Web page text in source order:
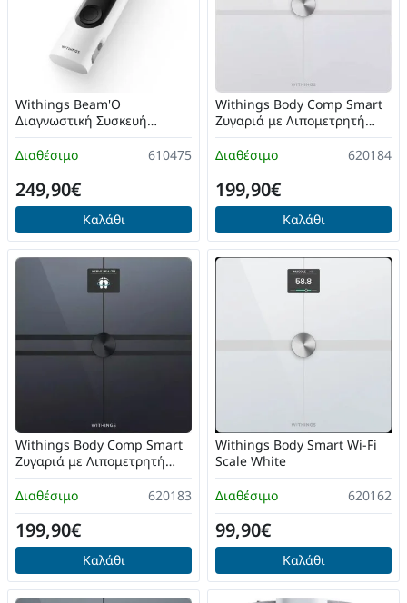
Διαθέσιμο 610475
Withings Beam'O
Διαγνωστική Συσκευή
Ελέγχου Υγείας 4-in-1 (WI-
SCT02-02) Λευκή
249,90€
Καλάθι
Διαθέσιμο 620184
Withings Body Comp Smart
Ζυγαριά με Λιπομετρητή
Λευκό
199,90€
Καλάθι
Διαθέσιμο 620183
Withings Body Comp Smart
Ζυγαριά με Λιπομετρητή
Μαύρο
199,90€
Καλάθι
Διαθέσιμο 620162
Withings Body Smart Wi-Fi
Scale White
99,90€
Καλάθι